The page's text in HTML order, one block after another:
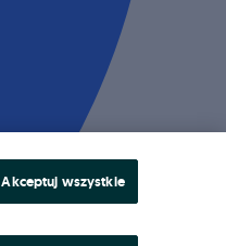
Akceptuj wszystkie